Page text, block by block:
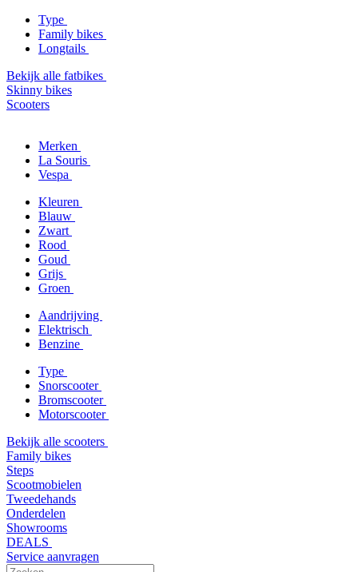
Type
Family bikes
Longtails
Bekijk alle fatbikes
Skinny bikes
Scooters
Merken
La Souris
Vespa
Kleuren
Blauw
Zwart
Rood
Goud
Grijs
Groen
Aandrijving
Elektrisch
Benzine
Type
Snorscooter
Bromscooter
Motorscooter
Bekijk alle scooters
Family bikes
Steps
Scootmobielen
Tweedehands
Onderdelen
Showrooms
DEALS
Service aanvragen